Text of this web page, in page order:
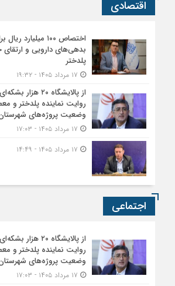
اقتصادی
اختصاص ۱۰۰ میلیارد
بدهی‌های دارویی و
پلدختر
از پالایشگاه ۲۰
روایت نماینده پلدختر و
وضعیت پروژه‌های
اجتماعی
از پالایشگاه ۲۰
روایت نماینده پلدختر و
وضعیت پروژه‌های